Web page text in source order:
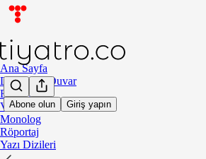
Abone olun Giriş yapın
Ana Sayfa
Dördüncü Duvar
Eleştiri
Vitrin
Monolog
Röportaj
Yazı Dizileri